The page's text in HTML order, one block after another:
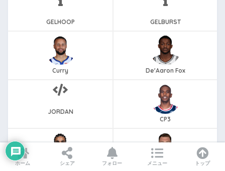
GELHOOP GELBURST
Curry De'Aaron Fox
JORDAN
CP3
Jason Tatum Luka Doncic
ホーム シェア フォロー メニュー トップ